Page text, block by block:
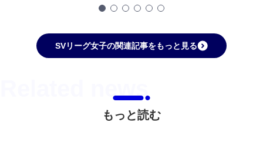
SVリーグ女子の関連記事をもっと見る
もっと読む